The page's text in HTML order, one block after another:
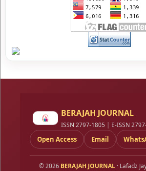
BERAJAH JOURNAL
ISSN 2797-1805 | E-ISSN
Open Access Email
© 2026 BERAJAH JOURNAL· Lafadz